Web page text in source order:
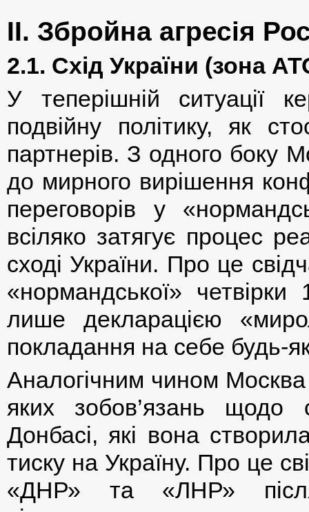
ІІ. Збройна агресія
2.1. Схід України (зона
У теперішній ситуації
подвійну політику, як
партнерів. З одного боку
до мирного вирішення
переговорів у
всіляко затягує процес
сході України. Про це
«нормандської»
лише декларацією
покладання на себе будь-
Аналогічним чином
яких зобов’язань щодо
Донбасі, які вона
тиску на Україну. Про це
«ДНР» та «ЛНР» після